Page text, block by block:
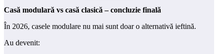
Casă modulară vs casă clasică – concluzie finală
În 2026, casele modulare nu mai sunt doar o alternativă ieftină.
Au devenit: